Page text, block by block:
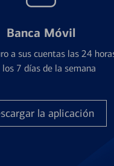
Banca Móvil
a sus cuentas las 24
los 7 días de la semana
la aplicación